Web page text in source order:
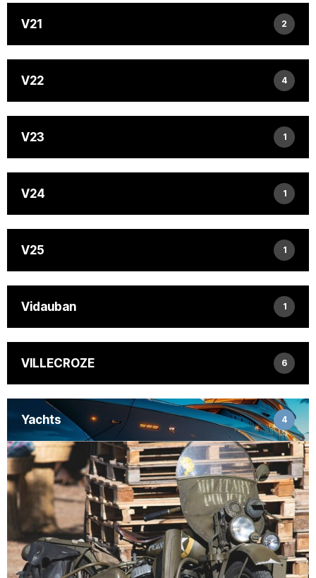
V21 2
V22 4
V23 1
V24 1
V25 1
Vidauban 1
VILLECROZE 6
Yachts 4